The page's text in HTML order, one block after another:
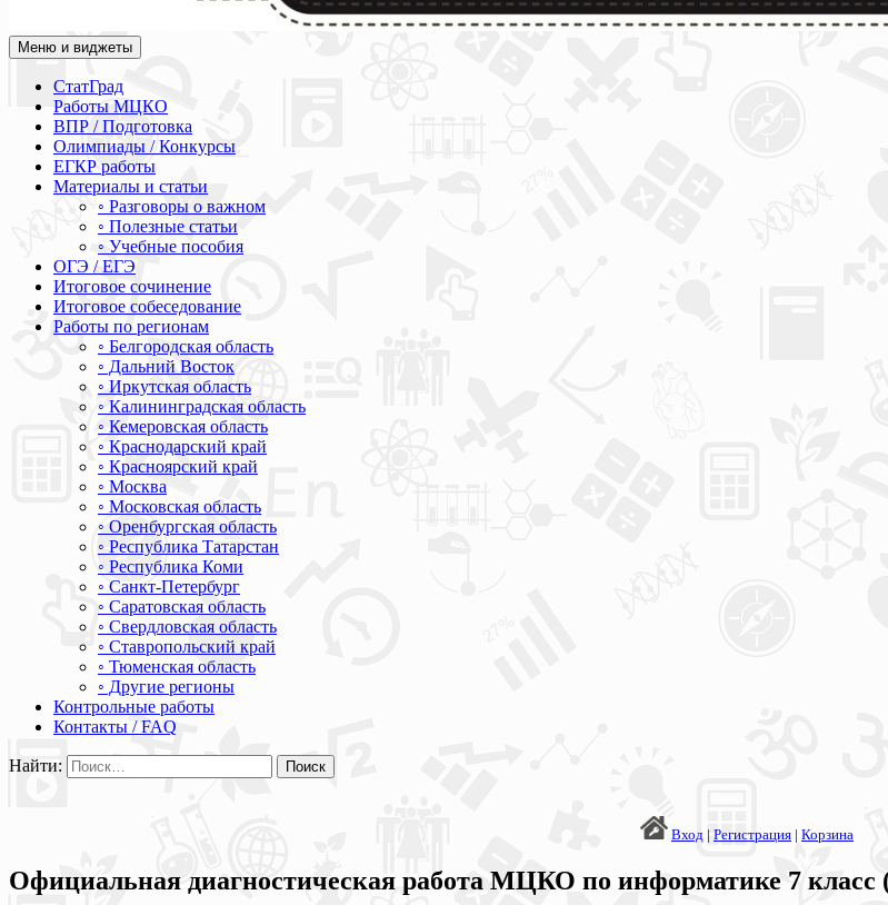
Академия СОВА
Подготовка к ЕГЭ, ОГЭ, ВПР, МЦКО, СтатГрад, КДР, ВОШ, олимпиады и конкурсы
Меню и виджеты
СтатГрад
Работы МЦКО
ВПР / Подготовка
Олимпиады / Конкурсы
ЕГКР работы
Материалы и статьи
◦ Разговоры о важном
◦ Полезные статьи
◦ Учебные пособия
ОГЭ / ЕГЭ
Итоговое сочинение
Итоговое собеседование
Работы по регионам
◦ Белгородская область
◦ Дальний Восток
◦ Иркутская область
◦ Калининградская область
◦ Кемеровская область
◦ Краснодарский край
◦ Красноярский край
◦ Москва
◦ Московская область
◦ Оренбургская область
◦ Республика Татарстан
◦ Республика Коми
◦ Санкт-Петербург
◦ Саратовская область
◦ Свердловская область
◦ Ставропольский край
◦ Тюменская область
◦ Другие регионы
Контрольные работы
Контакты / FAQ
Найти:
Вход | Регистрация | Корзина
Официальная диагностическая работа МЦКО по информатике 7 класс